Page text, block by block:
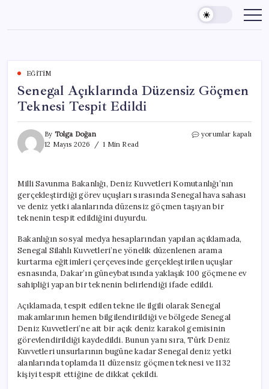
content
EĞITIM
Senegal Açıklarında Düzensiz Göçmen
Teknesi Tespit Edildi
By Tolga Doğan
12 Mayıs 2026
1 Min Read
Senegal
Tespit
Edildi
için
yorumlar kapalı
Milli Savunma Bakanlığı, Deniz Kuvvetleri Komutanlığı’nın
gerçekleştirdiği görev uçuşları sırasında Senegal hava sahası
ve deniz yetki alanlarında düzensiz göçmen taşıyan bir
teknenin tespit edildiğini duyurdu.
Bakanlığın sosyal medya hesaplarından yapılan açıklamada,
Senegal Silahlı Kuvvetleri’ne yönelik düzenlenen arama
kurtarma eğitimleri çerçevesinde gerçekleştirilen uçuşlar
esnasında, Dakar’ın güneybatısında yaklaşık 100 göçmene ev
sahipliği yapan bir teknenin belirlendiği ifade edildi.
Açıklamada, tespit edilen tekne ile ilgili olarak Senegal
makamlarının hemen bilgilendirildiği ve bölgede Senegal
Deniz Kuvvetleri’ne ait bir açık deniz karakol gemisinin
görevlendirildiği kaydedildi. Bunun yanı sıra, Türk Deniz
Kuvvetleri unsurlarının bugüne kadar Senegal deniz yetki
alanlarında toplamda 11 düzensiz göçmen teknesi ve 1132
kişiyi tespit ettiğine de dikkat çekildi.